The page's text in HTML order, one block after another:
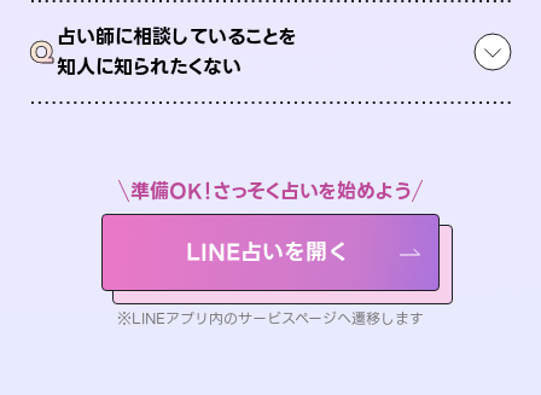
Q占い師に相談していることを
知人に知られたくない
準備OK！さっそく占いを始めよう
LINE占いを開く
※LINEアプリ内のサービスページへ遷移します